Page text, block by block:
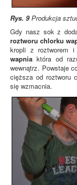
Rys. 9Produkcja
Gdy nasz sok z
roztworu chlorku
kropli z roztworem i
wapnia która od
wewnątrz. Powstaje
cięższa od roztworu
się wzmacnia.